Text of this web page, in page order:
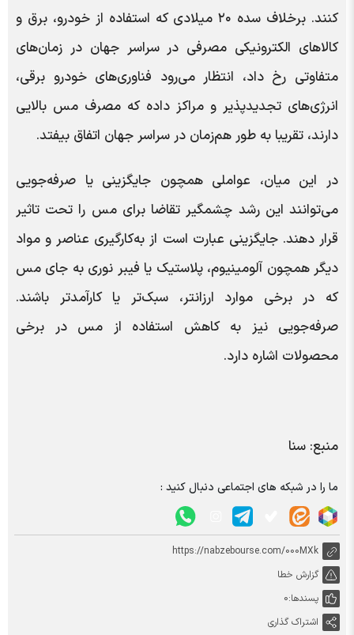
کنند. برخلاف سده ۲۰ میلادی که استفاده از خودرو، برق و
کالاهای الکترونیکی مصرفی در سراسر جهان در زمان‌های
متفاوتی رخ داد، انتظار می‌رود فناوری‌های خودرو برقی،
انرژی‌های تجدیدپذیر و مراکز داده که مصرف مس بالایی
دارند، تقریبا به طور هم‌زمان در سراسر جهان اتفاق بیفتد.
در این میان، عواملی همچون جایگزینی یا صرفه‌جویی
می‌توانند این رشد چشمگیر تقاضا برای مس را تحت تاثیر
قرار دهند. جایگزینی عبارت است از به‌کارگیری عناصر و مواد
دیگر همچون آلومینیوم، پلاستیک یا فیبر نوری به جای مس
که در برخی موارد ارزانتر، سبک‌تر یا کارآمدتر باشند.
صرفه‌جویی نیز به کاهش استفاده از مس در برخی
محصولات اشاره دارد.
منبع: سنا
ما را در شبکه های اجتماعی دنبال کنید :
https://nabzebourse.com/000MXk
گزارش خطا
پسندها:0
اشتراک گذاری